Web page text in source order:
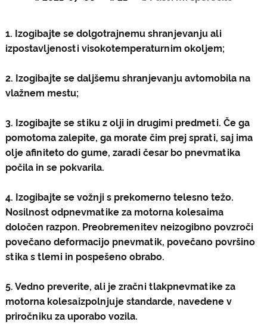
1. Izogibajte se dolgotrajnemu shranjevanju ali
izpostavljenosti visokotemperaturnim okoljem;
2. Izogibajte se daljšemu shranjevanju avtomobila na
vlažnem mestu;
3. Izogibajte se stiku z olji in drugimi predmeti. Če ga
pomotoma zalepite, ga morate čim prej sprati, saj ima
olje afiniteto do gume, zaradi česar bo pnevmatika
počila in se pokvarila.
4. Izogibajte se vožnji s prekomerno telesno težo.
Nosilnost odpnevmatike za motorna kolesaima
določen razpon. Preobremenitev neizogibno povzroči
povečano deformacijo pnevmatik, povečano površino
stika s tlemi in pospešeno obrabo.
5. Vedno preverite, ali je zračni tlakpnevmatike za
motorna kolesaizpolnjuje standarde, navedene v
priročniku za uporabo vozila.